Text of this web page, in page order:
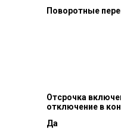
Поворотные
Отсрочка
отключение в
Да